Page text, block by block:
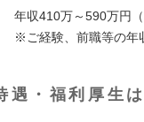
年収410万～590万円
※ご経験、前職等の年
遇・福利厚生は